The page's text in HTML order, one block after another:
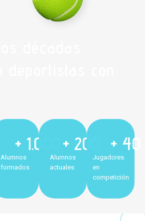
Alumnos
formados
+ 1.000
Alumnos
actuales
+ 200
Jugadores
en
competición
+ 40